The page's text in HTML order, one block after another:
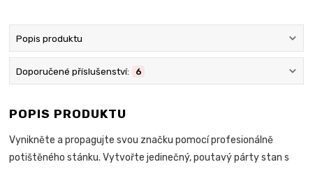
Popis produktu
Doporučené příslušenství: 6
POPIS PRODUKTU
Vynikněte a propagujte svou značku pomocí profesionálně
potištěného stánku. Vytvořte jedinečný, poutavý párty stan s